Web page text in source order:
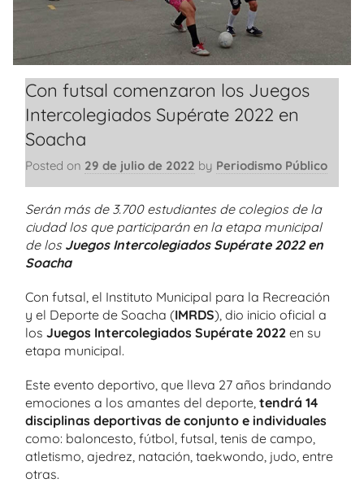
Con futsal comenzaron los Juegos
Intercolegiados Supérate 2022 en
Soacha
Posted on 29 de julio de 2022 by Periodismo Público
Serán más de 3.700 estudiantes de colegios de la
ciudad los que participarán en la etapa municipal
de los Juegos Intercolegiados Supérate 2022 en
Soacha
Con futsal, el Instituto Municipal para la Recreación
y el Deporte de Soacha (IMRDS), dio inicio oficial a
los Juegos Intercolegiados Supérate 2022 en su
etapa municipal.
Este evento deportivo, que lleva 27 años brindando
emociones a los amantes del deporte, tendrá 14
disciplinas deportivas de conjunto e individuales
como: baloncesto, fútbol, futsal, tenis de campo,
atletismo, ajedrez, natación, taekwondo, judo, entre
otras.